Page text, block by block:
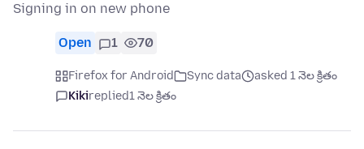
Signing in on new phone
Open 1 70
Firefox for Android Sync data
asked 1 నెల క్రితం
Kikireplied1 నెల క్రితం